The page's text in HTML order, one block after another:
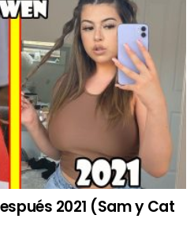
2021 (Sam y Cat